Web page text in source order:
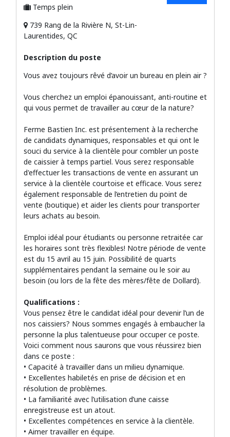
Temps plein
739 Rang de la Rivière N, St-Lin-
Laurentides, QC
Description du poste
Vous avez toujours rêvé d’avoir un bureau en plein air ?
Vous cherchez un emploi épanouissant, anti-routine et
qui vous permet de travailler au cœur de la nature?
Ferme Bastien Inc. est présentement à la recherche
de candidats dynamiques, responsables et qui ont le
souci du service à la clientèle pour combler un poste
de caissier à temps partiel. Vous serez responsable
d'effectuer les transactions de vente en assurant un
service à la clientèle courtoise et efficace. Vous serez
également responsable de l’entretien du point de
vente (boutique) et aider les clients pour transporter
leurs achats au besoin.
Emploi idéal pour étudiants ou personne retraitée car
les horaires sont très flexibles! Notre période de vente
est du 15 avril au 15 juin. Possibilité de quarts
supplémentaires pendant la semaine ou le soir au
besoin (ou lors de la fête des mères/fête de Dollard).
Qualifications :
Vous pensez être le candidat idéal pour devenir l’un de
nos caissiers? Nous sommes engagés à embaucher la
personne la plus talentueuse pour occuper ce poste.
Voici comment nous saurons que vous réussirez bien
dans ce poste :
• Capacité à travailler dans un milieu dynamique.
• Excellentes habiletés en prise de décision et en
résolution de problèmes.
• La familiarité avec l’utilisation d’une caisse
enregistreuse est un atout.
• Excellentes compétences en service à la clientèle.
• Aimer travailler en équipe.